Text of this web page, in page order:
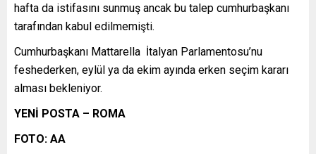
hafta da istifasını sunmuş ancak bu talep cumhurbaşkanı
tarafından kabul edilmemişti.
Cumhurbaşkanı Mattarella İtalyan Parlamentosu’nu
feshederken, eylül ya da ekim ayında erken seçim kararı
alması bekleniyor.
YENİ POSTA – ROMA
FOTO: AA